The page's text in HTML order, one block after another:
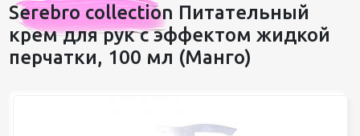
Избранное
Serebro collection Питательный
крем для рук с эффектом жидкой
перчатки, 100 мл (Манго)